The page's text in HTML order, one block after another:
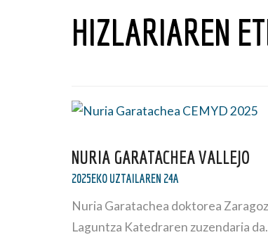
HIZLARIAREN
NURIA GARATACHEA VALLEJO
2025EKO UZTAILAREN 24A
Nuria Garatachea doktorea
Laguntza Katedraren zuzendaria